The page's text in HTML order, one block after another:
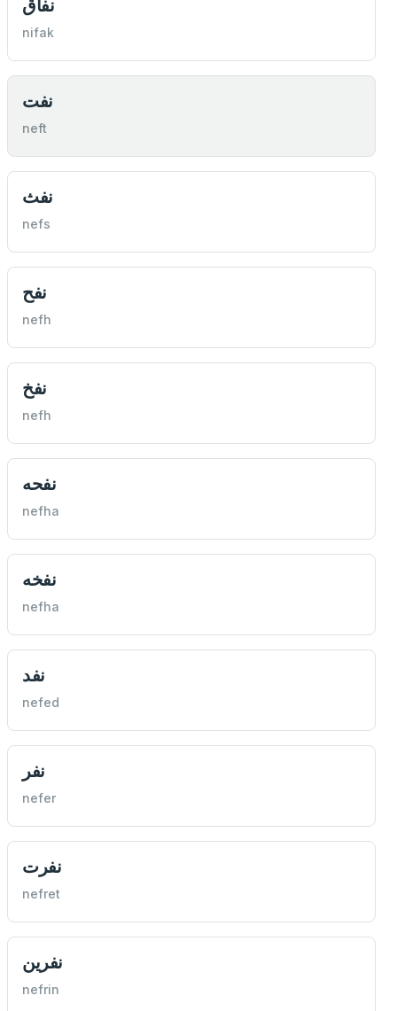
نفاق
nifak
نفت
neft
نفث
nefs
نفح
nefh
نفخ
nefh
نفحه
nefha
نفخه
nefha
نفد
nefed
نفر
nefer
نفرت
nefret
نفرين
nefrin